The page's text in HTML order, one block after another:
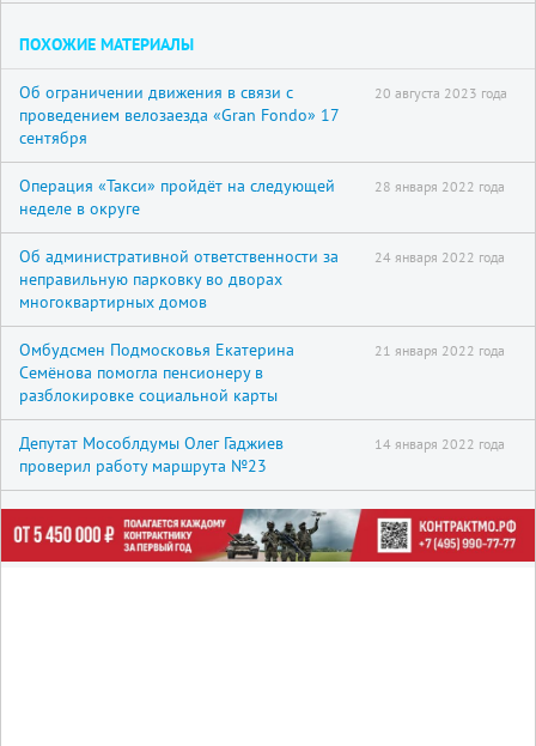
ПОХОЖИЕ МАТЕРИАЛЫ
Об ограничении движения в связи с
проведением велозаезда «Gran Fondo» 17
сентября
20 августа 2023 года
Операция «Такси» пройдёт на следующей
неделе в округе
28 января 2022 года
Об административной ответственности за
неправильную парковку во дворах
многоквартирных домов
24 января 2022 года
Омбудсмен Подмосковья Екатерина
Семёнова помогла пенсионеру в
разблокировке социальной карты
21 января 2022 года
Депутат Мособлдумы Олег Гаджиев
проверил работу маршрута №23
14 января 2022 года